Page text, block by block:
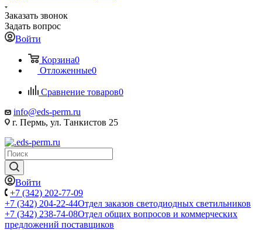
Заказать звонок
Задать вопрос
Войти
Корзина0
Отложенные0
Сравнение товаров0
info@eds-perm.ru
г. Пермь, ул. Танкистов 25
Войти
+7 (342) 202-77-09
+7 (342) 204-22-44Отдел заказов светодиодных светильников
+7 (342) 238-74-08Отдел общих вопросов и коммерческих
предложений поставщиков